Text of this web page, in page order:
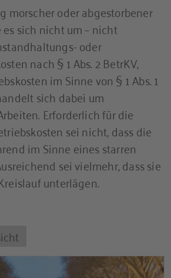
morscher oder abgestorbener
sich nicht um – nicht
oder
nach § 1 Abs. 2 BetrKV,
im Sinne von § 1 Abs. 1
sich dabei um
Erforderlich für die
sei nicht, dass die
im Sinne eines starren
sei vielmehr, dass sie
unterlägen.